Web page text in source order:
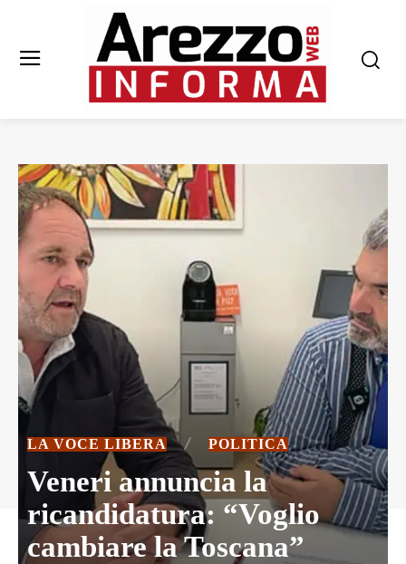
LA VOCE LIBERA POLITICA
Veneri annuncia la
ricandidatura: “Voglio
cambiare la Toscana”